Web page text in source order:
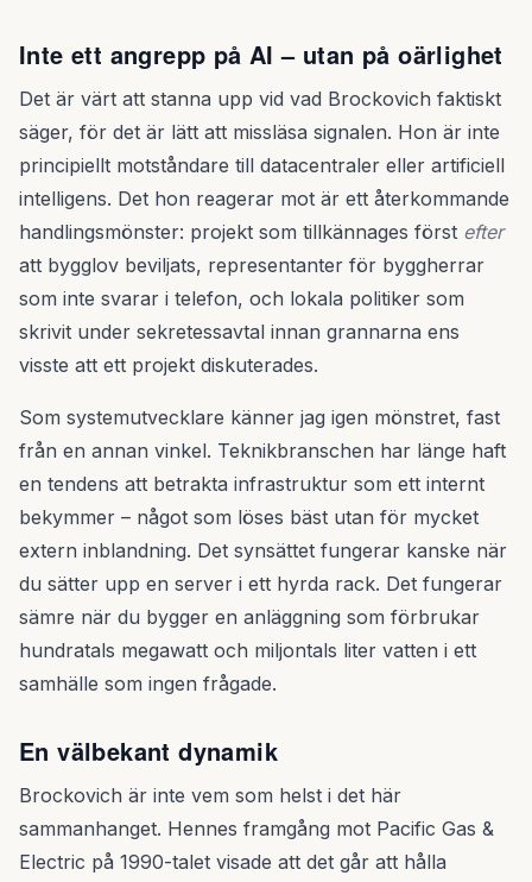
Inte ett angrepp på AI – utan på oärlighet
Det är värt att stanna upp vid vad Brockovich faktiskt
säger, för det är lätt att missläsa signalen. Hon är inte
principiellt motståndare till datacentraler eller artificiell
intelligens. Det hon reagerar mot är ett återkommande
handlingsmönster: projekt som tillkännages först efter
att bygglov beviljats, representanter för byggherrar
som inte svarar i telefon, och lokala politiker som
skrivit under sekretessavtal innan grannarna ens
visste att ett projekt diskuterades.
Som systemutvecklare känner jag igen mönstret, fast
från en annan vinkel. Teknikbranschen har länge haft
en tendens att betrakta infrastruktur som ett internt
bekymmer – något som löses bäst utan för mycket
extern inblandning. Det synsättet fungerar kanske när
du sätter upp en server i ett hyrda rack. Det fungerar
sämre när du bygger en anläggning som förbrukar
hundratals megawatt och miljontals liter vatten i ett
samhälle som ingen frågade.
En välbekant dynamik
Brockovich är inte vem som helst i det här
sammanhanget. Hennes framgång mot Pacific Gas &
Electric på 1990-talet visade att det går att hålla